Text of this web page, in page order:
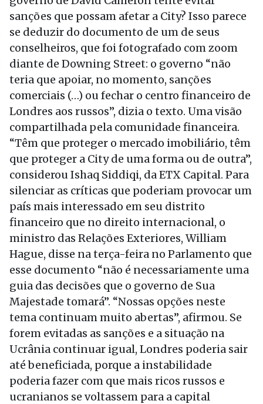
sanções que possam afetar a City? Isso parece
se deduzir do documento de um de seus
conselheiros, que foi fotografado com zoom
diante de Downing Street: o governo “não
teria que apoiar, no momento, sanções
comerciais (…) ou fechar o centro financeiro de
Londres aos russos”, dizia o texto. Uma visão
compartilhada pela comunidade financeira.
“Têm que proteger o mercado imobiliário, têm
que proteger a City de uma forma ou de outra”,
considerou Ishaq Siddiqi, da ETX Capital. Para
silenciar as críticas que poderiam provocar um
país mais interessado em seu distrito
financeiro que no direito internacional, o
ministro das Relações Exteriores, William
Hague, disse na terça-feira no Parlamento que
esse documento “não é necessariamente uma
guia das decisões que o governo de Sua
Majestade tomará”. “Nossas opções neste
tema continuam muito abertas”, afirmou. Se
forem evitadas as sanções e a situação na
Ucrânia continuar igual, Londres poderia sair
até beneficiada, porque a instabilidade
poderia fazer com que mais ricos russos e
ucranianos se voltassem para a capital